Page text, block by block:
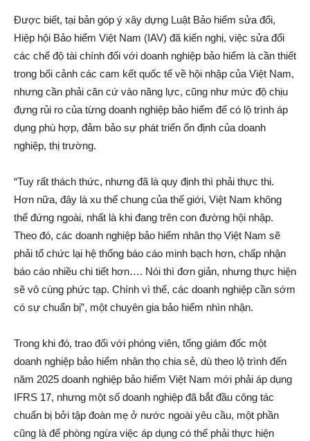
Ðược biết, tại bản góp ý xây dựng Luật Bảo hiểm sửa đổi,
Hiệp hội Bảo hiểm Việt Nam (IAV) đã kiến nghị, việc sửa đổi
các chế độ tài chính đối với doanh nghiệp bảo hiểm là cần thiết
trong bối cảnh các cam kết quốc tế về hội nhập của Việt Nam,
nhưng cần phải căn cứ vào năng lực, cũng như mức độ chịu
đựng rủi ro của từng doanh nghiệp bảo hiểm để có lộ trình áp
dụng phù hợp, đảm bảo sự phát triển ổn định của doanh
nghiệp, thị trường.
“Tuy rất thách thức, nhưng đã là quy định thì phải thực thi.
Hơn nữa, đây là xu thế chung của thế giới, Việt Nam không
thể đứng ngoài, nhất là khi đang trên con đường hội nhập.
Theo đó, các doanh nghiệp bảo hiểm nhân thọ Việt Nam sẽ
phải tổ chức lại hệ thống báo cáo minh bạch hơn, chấp nhận
báo cáo nhiều chi tiết hơn…. Nói thì đơn giản, nhưng thực hiện
sẽ vô cùng phức tạp. Chính vì thế, các doanh nghiệp cần sớm
có sự chuẩn bị”, một chuyên gia bảo hiểm nhìn nhận.
Trong khi đó, trao đổi với phóng viên, tổng giám đốc một
doanh nghiệp bảo hiểm nhân thọ chia sẻ, dù theo lộ trình đến
năm 2025 doanh nghiệp bảo hiểm Việt Nam mới phải áp dụng
IFRS 17, nhưng một số doanh nghiệp đã bắt đầu công tác
chuẩn bị bởi tập đoàn mẹ ở nước ngoài yêu cầu, một phần
cũng là để phòng ngừa việc áp dụng có thể phải thực hiện